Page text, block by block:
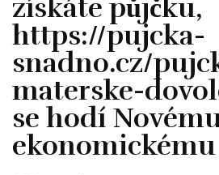
získáte půjčku,
https://pujcka-
snadno.cz/
materske-
se hodí